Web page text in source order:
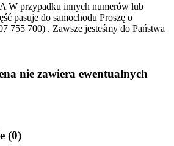
W przypadku innych numerów lub
pasuje do samochodu Proszę o
755 700) . Zawsze jesteśmy do Państwa
nie zawiera ewentualnych
(0)